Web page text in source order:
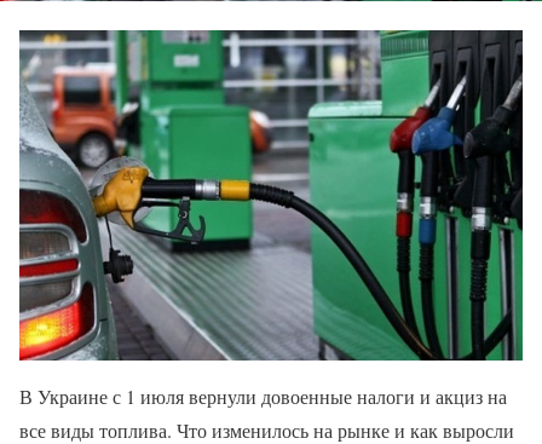
В Украине с 1 июля вернули довоенные налоги и акциз на
все виды топлива. Что изменилось на рынке и как выросли